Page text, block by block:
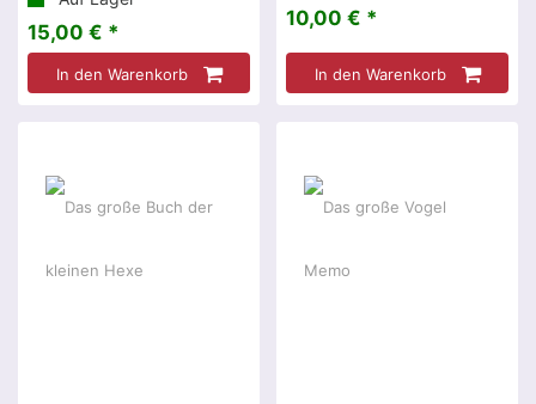
15,00 € *
In den Warenkorb
10,00 € *
In den Warenkorb